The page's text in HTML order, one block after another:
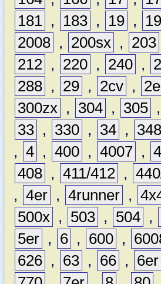
181 , 183 , 19 ,
2008 , 200sx , 203
212 , 220 , 240 ,
288 , 29 , 2cv ,
300zx , 304 , 305 ,
33 , 330 , 34 , 348
, 4 , 400 , 4007 ,
408 , 411/412 ,
, 4er , 4runner ,
500x , 503 , 504 ,
5er , 6 , 600 ,
626 , 63 , 66 , 6er